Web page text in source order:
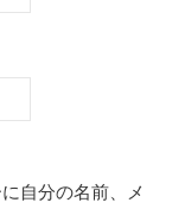
自分の名前、メ